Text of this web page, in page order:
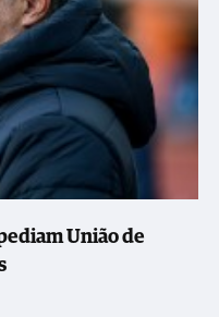
União de